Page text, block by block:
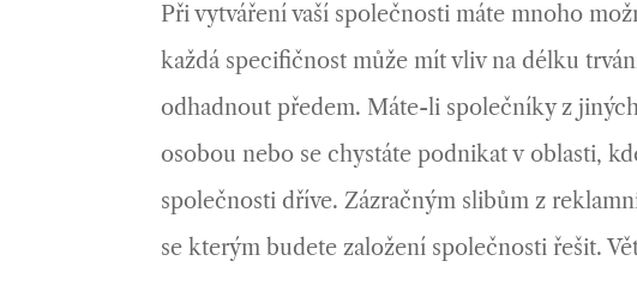
Při vytváření vaší společnosti máte mnoho
každá specifičnost může mít vliv na délku
odhadnout předem. Máte-li společníky z
osobou nebo se chystáte podnikat v oblasti,
společnosti dříve. Zázračným slibům z
se kterým budete založení společnosti řešit.